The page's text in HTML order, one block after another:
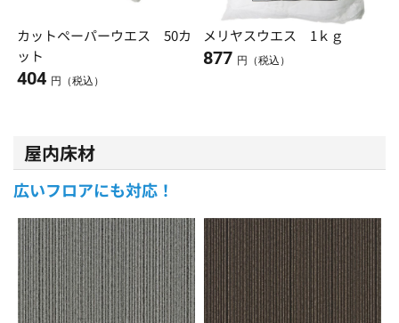
カットペーパーウエス 50カ
ット
404 円（税込）
メリヤスウエス 1ｋｇ
877 円（税込）
屋内床材
広いフロアにも対応！